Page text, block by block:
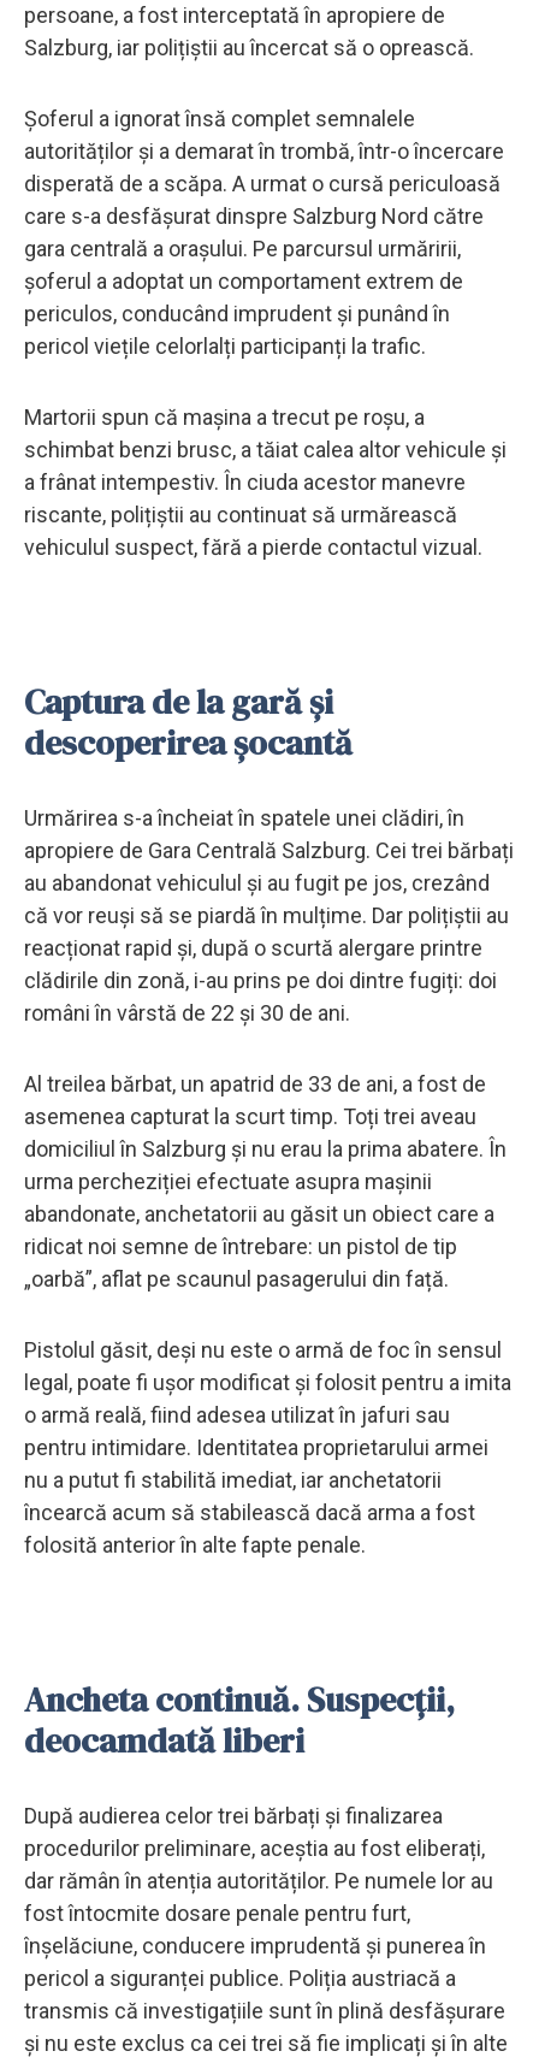
persoane, a fost interceptată în apropiere de
Salzburg, iar polițiștii au încercat să o oprească.
Șoferul a ignorat însă complet semnalele
autorităților și a demarat în trombă, într-o încercare
disperată de a scăpa. A urmat o cursă periculoasă
care s-a desfășurat dinspre Salzburg Nord către
gara centrală a orașului. Pe parcursul urmăririi,
șoferul a adoptat un comportament extrem de
periculos, conducând imprudent și punând în
pericol viețile celorlalți participanți la trafic.
Martorii spun că mașina a trecut pe roșu, a
schimbat benzi brusc, a tăiat calea altor vehicule și
a frânat intempestiv. În ciuda acestor manevre
riscante, polițiștii au continuat să urmărească
vehiculul suspect, fără a pierde contactul vizual.
Captura de la gară și
descoperirea șocantă
Urmărirea s-a încheiat în spatele unei clădiri, în
apropiere de Gara Centrală Salzburg. Cei trei bărbați
au abandonat vehiculul și au fugit pe jos, crezând
că vor reuși să se piardă în mulțime. Dar polițiștii au
reacționat rapid și, după o scurtă alergare printre
clădirile din zonă, i-au prins pe doi dintre fugiți: doi
români în vârstă de 22 și 30 de ani.
Al treilea bărbat, un apatrid de 33 de ani, a fost de
asemenea capturat la scurt timp. Toți trei aveau
domiciliul în Salzburg și nu erau la prima abatere. În
urma percheziției efectuate asupra mașinii
abandonate, anchetatorii au găsit un obiect care a
ridicat noi semne de întrebare: un pistol de tip
„oarbă”, aflat pe scaunul pasagerului din față.
Pistolul găsit, deși nu este o armă de foc în sensul
legal, poate fi ușor modificat și folosit pentru a imita
o armă reală, fiind adesea utilizat în jafuri sau
pentru intimidare. Identitatea proprietarului armei
nu a putut fi stabilită imediat, iar anchetatorii
încearcă acum să stabilească dacă arma a fost
folosită anterior în alte fapte penale.
Ancheta continuă. Suspecții,
deocamdată liberi
După audierea celor trei bărbați și finalizarea
procedurilor preliminare, aceștia au fost eliberați,
dar rămân în atenția autorităților. Pe numele lor au
fost întocmite dosare penale pentru furt,
înșelăciune, conducere imprudentă și punerea în
pericol a siguranței publice. Poliția austriacă a
transmis că investigațiile sunt în plină desfășurare
și nu este exclus ca cei trei să fie implicați și în alte